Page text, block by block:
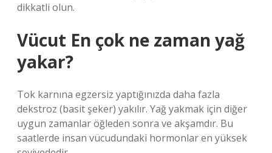
dikkatli olun.
Vücut En çok ne zaman yağ
yakar?
Tok karnına egzersiz yaptığınızda daha fazla
dekstroz (basit şeker) yakılır. Yağ yakmak için diğer
uygun zamanlar öğleden sonra ve akşamdır. Bu
saatlerde insan vücudundaki hormonlar en yüksek